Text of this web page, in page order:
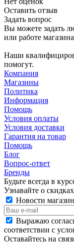
Оставить отзыв
Задать вопрос
Вы можете задать
или работе
Наши
помогут.
Компания
Магазины
Политика
Информация
Помощь
Условия оплаты
Условия доставки
Гарантия на товар
Помощь
Блог
Вопрос-ответ
Бренды
Будьте всегда в
Узнавайте о
Новости
Выражаю
соответствии с
Оставайтесь на